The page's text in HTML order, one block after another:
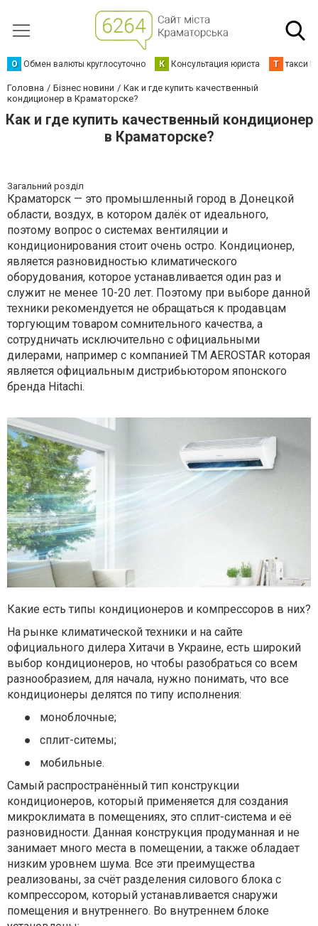
О Обмен валюты круглосуточно К Консультация юриста Т такси
Головна Бізнес новини
Как и где купить качественный
кондиционер в Краматорске?
Как и где купить качественный кондиционер
в Краматорске?
Загальний розділ
Краматорск — это промышленный город в Донецкой
области, воздух, в котором далёк от идеального,
поэтому вопрос о системах вентиляции и
кондиционирования стоит очень остро. Кондиционер,
является разновидностью климатического
оборудования, которое устанавливается один раз и
служит не менее 10-20 лет. Поэтому при выборе данной
техники рекомендуется не обращаться к продавцам
торгующим товаром сомнительного качества, а
сотрудничать исключительно с официальными
дилерами, например с компанией ТМ AEROSTAR которая
является официальным дистрибьютором японского
бренда Hitachi.
Какие есть типы кондиционеров и компрессоров в них?
На рынке климатической техники и на сайте
официального дилера Хитачи в Украине, есть широкий
выбор кондиционеров, но чтобы разобраться со всем
разнообразием, для начала, нужно понимать, что все
кондиционеры делятся по типу исполнения:
●
моноблочные;
●
сплит-ситемы;
●
мобильные.
Самый распространённый тип конструкции
кондиционеров, который применяется для создания
микроклимата в помещениях, это сплит-система и её
разновидности. Данная конструкция продуманная и не
занимает много места в помещении, а также обладает
низким уровнем шума. Все эти преимущества
реализованы, за счёт разделения силового блока с
компрессором, который устанавливается снаружи
помещения и внутреннего. Во внутреннем блоке